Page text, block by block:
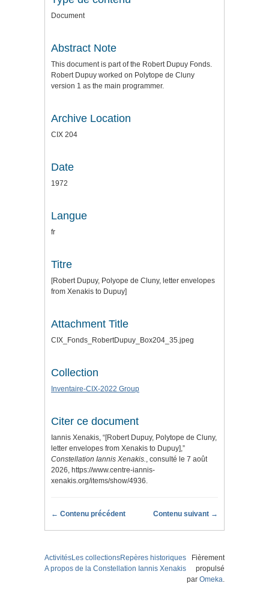
Document
Abstract Note
This document is part of the Robert Dupuy Fonds.
Robert Dupuy worked on Polytope de Cluny
version 1 as the main programmer.
Archive Location
CIX 204
Date
1972
Langue
fr
Titre
[Robert Dupuy, Polyope de Cluny, letter envelopes
from Xenakis to Dupuy]
Attachment Title
CIX_Fonds_RobertDupuy_Box204_35.jpeg
Collection
Inventaire-CIX-2022 Group
Citer ce document
Iannis Xenakis, “[Robert Dupuy, Polytope de Cluny,
letter envelopes from Xenakis to Dupuy],”
Constellation Iannis Xenakis., consulté le 7 août
2026, https://www.centre-iannis-
xenakis.org/items/show/4936.
← Contenu précédent Contenu suivant →
ActivitésLes collectionsRepères historiques
A propos de la Constellation Iannis Xenakis
Fièrement
propulsé
par Omeka.